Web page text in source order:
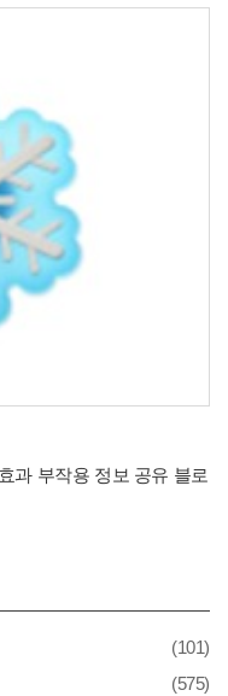
과 부작용 정보 공유 블로
(101)
(575)